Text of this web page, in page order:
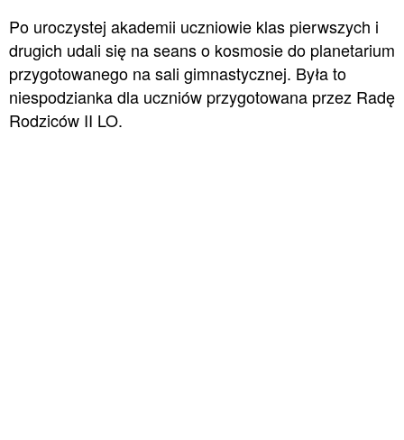
Po uroczystej akademii uczniowie klas pierwszych i
drugich udali się na seans o kosmosie do planetarium
przygotowanego na sali gimnastycznej. Była to
niespodzianka dla uczniów przygotowana przez Radę
Rodziców II LO.